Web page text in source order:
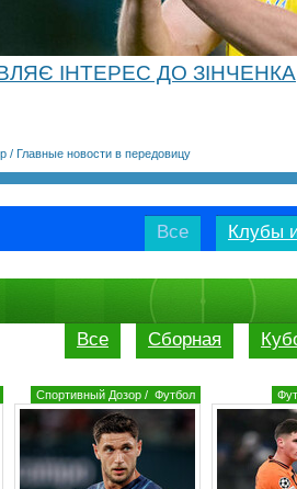
ІНТЕРЕС ДО ЗІНЧЕНКА
/ Главные новости в передовицу
Все Клубы
Все Сборная
Спортивный Дозор / Футбол